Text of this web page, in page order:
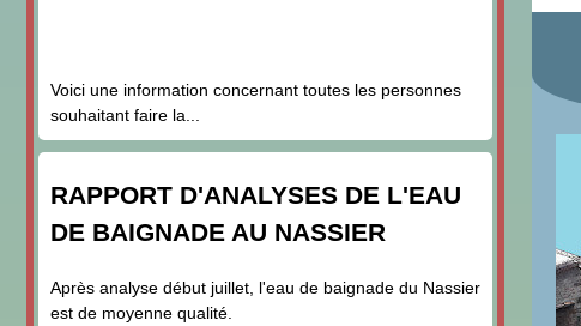
Voici une information concernant toutes les personnes
souhaitant faire la...
RAPPORT D'ANALYSES DE L'EAU
DE BAIGNADE AU NASSIER
Après analyse début juillet, l'eau de baignade du Nassier
est de moyenne qualité.